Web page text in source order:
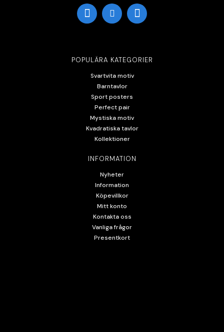
POPULÄRA KATEGORIER
Svartvita motiv
Barntavlor
Sport posters
Perfect pair
Mystiska motiv
Kvadratiska tavlor
Kollektioner
INFORMATION
Nyheter
Information
Köpevillkor
Mitt konto
Kontakta oss
Vanliga frågor
Presentkort